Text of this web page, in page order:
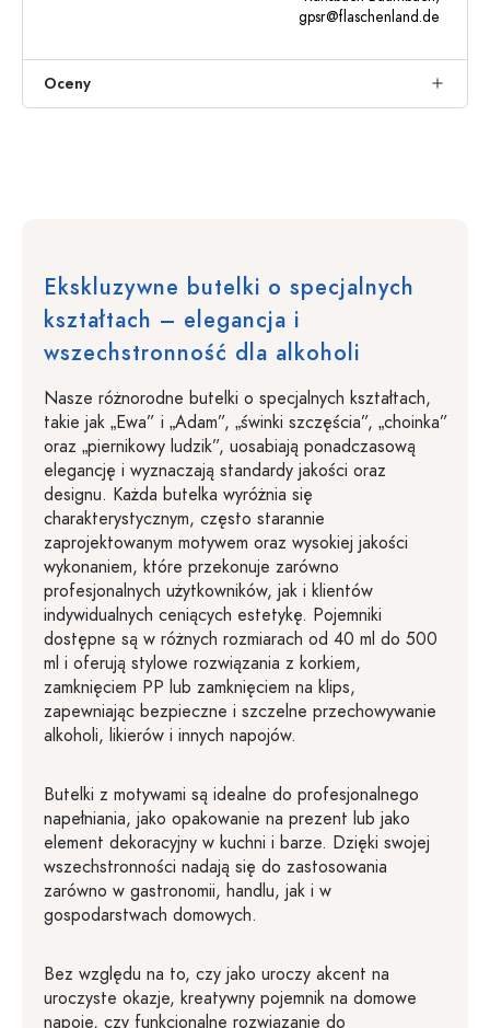
gpsr@flaschenland.de
Oceny
Ekskluzywne butelki o specjalnych
kształtach – elegancja i
wszechstronność dla alkoholi
Nasze różnorodne butelki o specjalnych kształtach,
takie jak „Ewa” i „Adam”, „świnki szczęścia”, „choinka”
oraz „piernikowy ludzik”, uosabiają ponadczasową
elegancję i wyznaczają standardy jakości oraz
designu. Każda butelka wyróżnia się
charakterystycznym, często starannie
zaprojektowanym motywem oraz wysokiej jakości
wykonaniem, które przekonuje zarówno
profesjonalnych użytkowników, jak i klientów
indywidualnych ceniących estetykę. Pojemniki
dostępne są w różnych rozmiarach od 40 ml do 500
ml i oferują stylowe rozwiązania z korkiem,
zamknięciem PP lub zamknięciem na klips,
zapewniając bezpieczne i szczelne przechowywanie
alkoholi, likierów i innych napojów.
Butelki z motywami są idealne do profesjonalnego
napełniania, jako opakowanie na prezent lub jako
element dekoracyjny w kuchni i barze. Dzięki swojej
wszechstronności nadają się do zastosowania
zarówno w gastronomii, handlu, jak i w
gospodarstwach domowych.
Bez względu na to, czy jako uroczy akcent na
uroczyste okazje, kreatywny pojemnik na domowe
napoje, czy funkcjonalne rozwiązanie do